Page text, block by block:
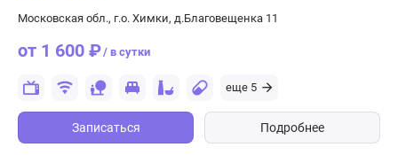
Московская обл., г.о. Химки, д.Благовещенка 11
от 1 600 ₽/ в сутки
еще 5
Записаться Подробнее